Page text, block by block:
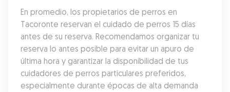
En promedio, los propietarios de perros en
Tacoronte reservan el cuidado de perros 15 días
antes de su reserva. Recomendamos organizar tu
reserva lo antes posible para evitar un apuro de
última hora y garantizar la disponibilidad de tus
cuidadores de perros particulares preferidos,
especialmente durante épocas de alta demanda